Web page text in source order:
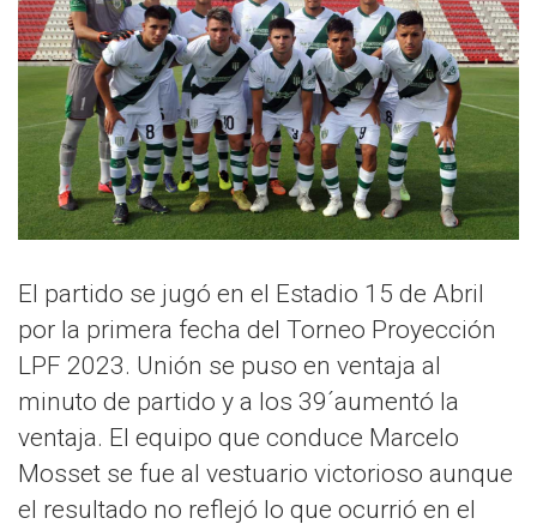
El partido se jugó en el Estadio 15 de Abril
por la primera fecha del Torneo Proyección
LPF 2023. Unión se puso en ventaja al
minuto de partido y a los 39´aumentó la
ventaja. El equipo que conduce Marcelo
Mosset se fue al vestuario victorioso aunque
el resultado no reflejó lo que ocurrió en el